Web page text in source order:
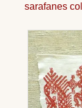
sarafanes